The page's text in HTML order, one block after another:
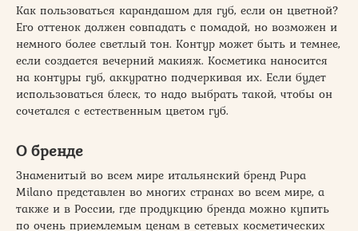
Как пользоваться карандашом для губ, если он цветной?
Его оттенок должен совпадать с помадой, но возможен и
немного более светлый тон. Контур может быть и темнее,
если создается вечерний макияж. Косметика наносится
на контуры губ, аккуратно подчеркивая их. Если будет
использоваться блеск, то надо выбрать такой, чтобы он
сочетался с естественным цветом губ.
О бренде
Знаменитый во всем мире итальянский бренд Pupa
Milano представлен во многих странах во всем мире, а
также и в России, где продукцию бренда можно купить
по очень приемлемым ценам в сетевых косметических